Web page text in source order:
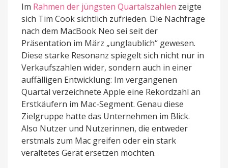
Im Rahmen der jüngsten Quartalszahlen zeigte
sich Tim Cook sichtlich zufrieden. Die Nachfrage
nach dem MacBook Neo sei seit der
Präsentation im März „unglaublich“ gewesen.
Diese starke Resonanz spiegelt sich nicht nur in
Verkaufszahlen wider, sondern auch in einer
auffälligen Entwicklung: Im vergangenen
Quartal verzeichnete Apple eine Rekordzahl an
Erstkäufern im Mac-Segment. Genau diese
Zielgruppe hatte das Unternehmen im Blick.
Also Nutzer und Nutzerinnen, die entweder
erstmals zum Mac greifen oder ein stark
veraltetes Gerät ersetzen möchten.